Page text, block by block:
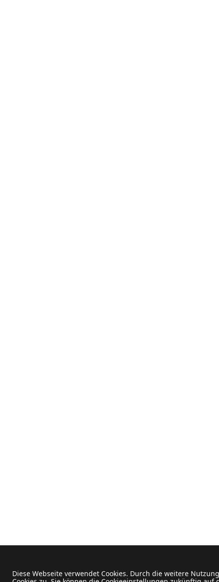
Diese Webseite verwendet Cookies. Durch die weitere